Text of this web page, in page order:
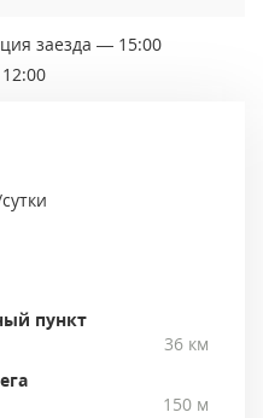
заезда — 15:00
пункт
36 км
150 м